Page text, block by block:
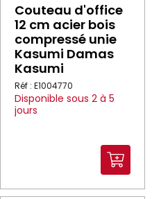
Couteau d'office
12 cm acier bois
compressé unie
Kasumi Damas
Kasumi
Réf : E1004770
Disponible sous 2 à 5
jours